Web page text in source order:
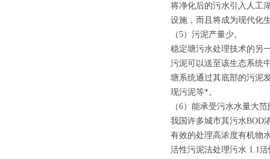
将净化后的污水引入人工
设施，而且将成为现代化
（5）污泥产量少。
稳定塘污水处理技术的另
污泥可以送至该生态系统
塘系统通过其底部的污泥
现污泥等*。
（6）能承受污水水量大
我国许多城市其污水BOD
有效的处理高浓度有机物
活性污泥法处理污水 1.1